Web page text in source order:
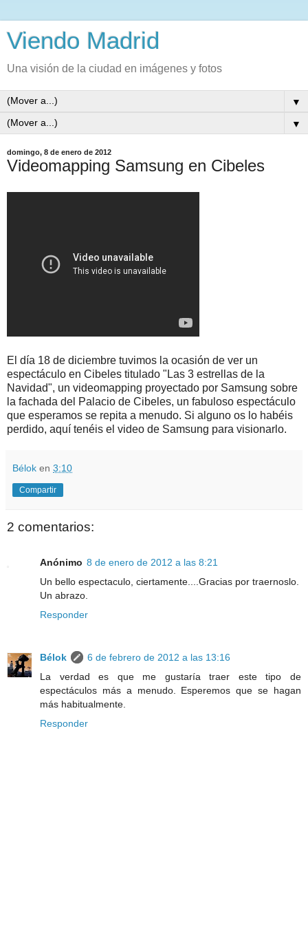
Viendo Madrid
Una visión de la ciudad en imágenes y fotos
▼
▼
domingo, 8 de enero de 2012
Videomapping Samsung en Cibeles
El día 18 de diciembre tuvimos la ocasión de ver un
espectáculo en Cibeles titulado "Las 3 estrellas de la
Navidad", un videomapping proyectado por Samsung sobre
la fachada del Palacio de Cibeles, un fabuloso espectáculo
que esperamos se repita a menudo. Si alguno os lo habéis
perdido, aquí tenéis el video de Samsung para visionarlo.
Bélok en 3:10
Compartir
2 comentarios:
Anónimo 8 de enero de 2012 a las 8:21
Un bello espectaculo, ciertamente....Gracias por traernoslo.
Un abrazo.
Responder
Bélok
6 de febrero de 2012 a las 13:16
La verdad es que me gustaría traer este tipo de
espectáculos más a menudo. Esperemos que se hagan
más habitualmente.
Responder